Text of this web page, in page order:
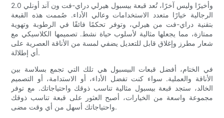
وأخيرًا وليس آخرًا، تُعد قبعة بيسبول هيرلي دراي-فت ون آند أونلي 2.0
الرجالية خيارًا متعدد الاستخدامات وعالي الأداء. صُممت هذه القبعة
بتقنية دراي-فت من هيرلي، وتوفر تحكمًا فائقًا في الرطوبة وتهوية
ممتازة، مما يجعلها مثالية لأسلوب حياة نشط. تصميمها الكلاسيكي مع
شعار مطرز وإغلاق قابل للتعديل يضفي لمسة من الأناقة العصرية على
أي إطلالة.
في الختام، أفضل قبعات البيسبول هي تلك التي تجمع بسلاسة بين
الأناقة والعملية. سواء كنت تفضل الأداء، أو الاستدامة، أو التصميم
الخالد، ستجد قبعة بيسبول مثالية تناسب ذوقك واحتياجاتك. مع توفر
مجموعة واسعة من الخيارات، أصبح العثور على قبعة تناسب ذوقك
واحتياجاتك أسهل من أي وقت مضى.